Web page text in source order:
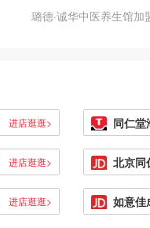
璐德·诚华中医养生馆
进店逛逛> 同仁堂
进店逛逛>
进店逛逛>